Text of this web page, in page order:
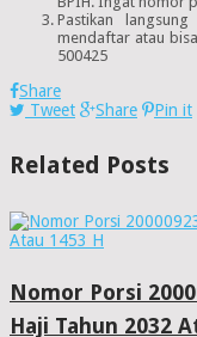
Pastikan
mendaftar atau
500425
Share
Tweet
Share Pin it
Related Posts
Nomor Porsi
Haji Tahun 2032